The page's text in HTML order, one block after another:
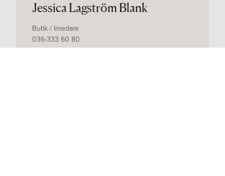
Jessica Lagström Blank
Butik / Inredare
036-333 60 80
jessica@vastanhem.se